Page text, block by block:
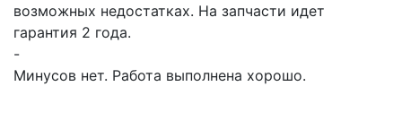
возможных недостатках. На запчасти идет
гарантия 2 года.
-
Минусов нет. Работа выполнена хорошо.